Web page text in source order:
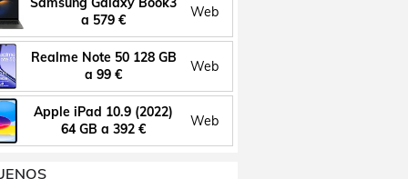
a 579 €
Web
Realme Note 50 128 GB
a 99 €
Web
Apple iPad 10.9 (2022)
64 GB a 392 €
Web